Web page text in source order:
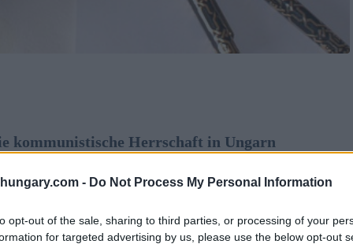
- Do Not Process My Personal Information
opt-out of the sale, sharing to third parties, or processing of your
for targeted advertising by us, please use the below opt-out
kommunistische Herrschaft in Ungarn
Regimewechsel bleiben ihre Namen ein
sollte, während andere behaupten, Ungarn
wissen, wer die Berichte geschrieben hat und